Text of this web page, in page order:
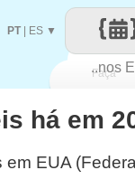
Faça
..nos
PT| ES ▼
há em
EUA